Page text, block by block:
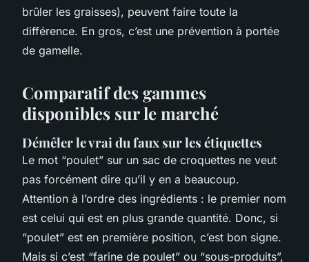
brûler les graisses), peuvent faire toute la
différence. En gros, c’est une prévention à portée
de gamelle.
Comparatif des gammes
disponibles sur le marché
Démêler le vrai du faux sur les étiquettes
Le mot “poulet” sur un sac de croquettes ne veut
pas forcément dire qu’il y en a beaucoup.
Attention à l’ordre des ingrédients : le premier nom
est celui qui est en plus grande quantité. Donc, si
“poulet” est en première position, c’est bon signe.
Mais si c’est “farine de poulet” ou “sous-produits”,